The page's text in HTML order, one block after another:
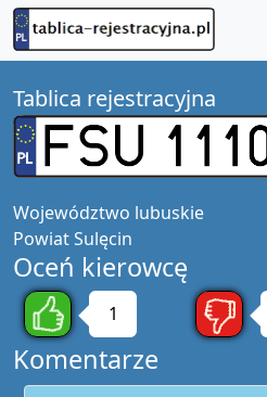
Tablica rejestracyjna
Województwo lubuskie
PowiatSulęcin
Oceń kierowcę
1
Komentarze